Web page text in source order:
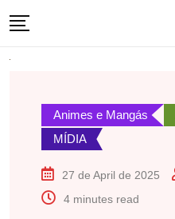
content
Animes e Mangás
MÍDIA
27 de April de 2025
4 minutes read